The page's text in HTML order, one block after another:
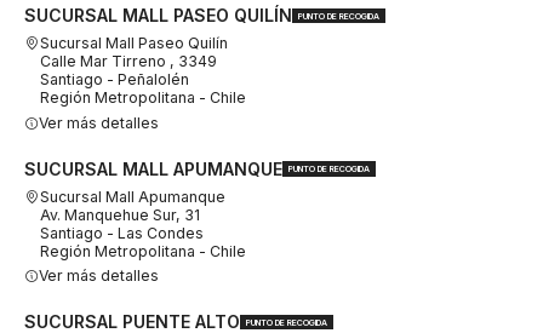
SUCURSAL MALL PASEO QUILÍN PUNTO DE RECOGIDA
Sucursal Mall Paseo Quilín
Calle Mar Tirreno , 3349
Santiago - Peñalolén
Región Metropolitana - Chile
Ver más detalles
SUCURSAL MALL APUMANQUE PUNTO DE RECOGIDA
Sucursal Mall Apumanque
Av. Manquehue Sur, 31
Santiago - Las Condes
Región Metropolitana - Chile
Ver más detalles
SUCURSAL PUENTE ALTO PUNTO DE RECOGIDA